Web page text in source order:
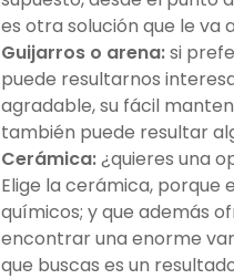
es otra solución que le va
Guijarros o arena:si
puede resultarnos
agradable, su fácil
también puede resultar
Cerámica:¿quieres una
Elige la cerámica, porque
químicos; y que además
encontrar una enorme
que buscas es un